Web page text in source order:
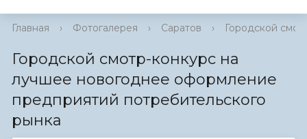
Главная › Фотогалерея › Саратов › Городской
Городской смотр-конкурс на
лучшее новогоднее оформление
предприятий потребительского
рынка